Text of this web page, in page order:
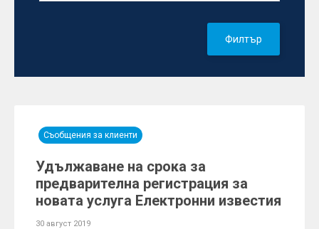
Филтър
Съобщения за клиенти
Удължаване на срока за
предварителна регистрация за
новата услуга Електронни известия
30 август 2019